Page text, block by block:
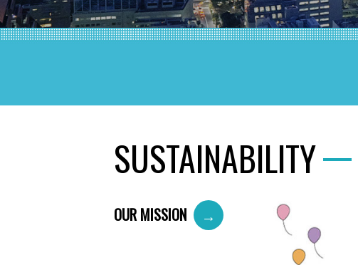
SUSTAINABILITY
OUR MISSION →